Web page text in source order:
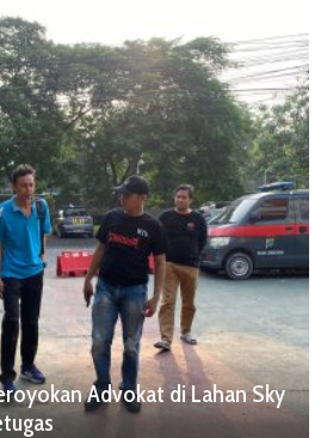
Advokat di Lahan Sky